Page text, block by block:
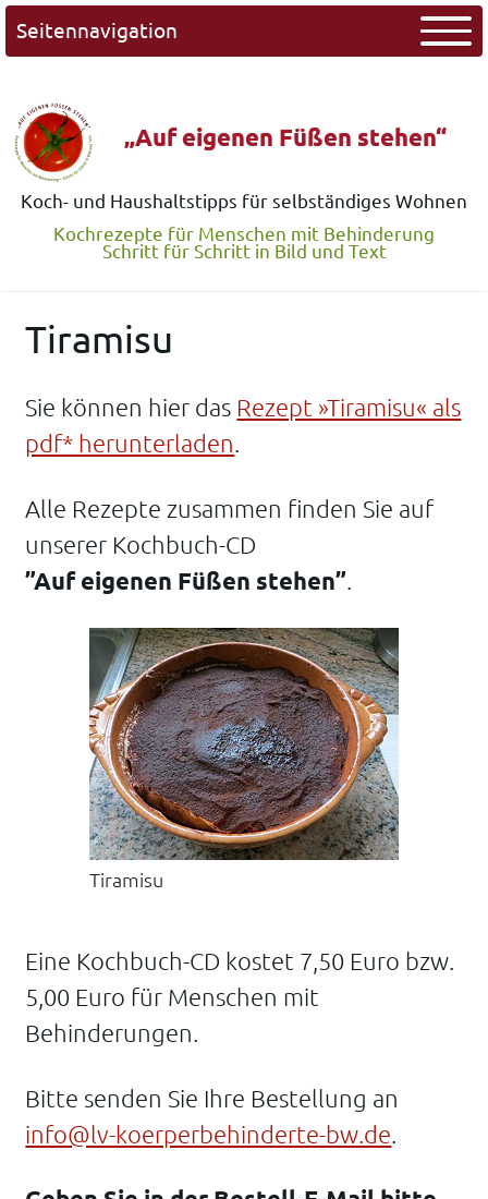
Seitennavigation
„Auf eigenen Füßen stehen“
Koch- und Haushaltstipps für selbständiges Wohnen
Kochrezepte für Menschen mit Behinderung
Schritt für Schritt in Bild und Text
Tiramisu
Sie können hier das Rezept »Tiramisu« als
pdf* herunterladen.
Alle Rezepte zusammen finden Sie auf
unserer Kochbuch-CD
”Auf eigenen Füßen stehen”.
Tiramisu
Eine Kochbuch-CD kostet 7,50 Euro bzw.
5,00 Euro für Menschen mit
Behinderungen.
Bitte senden Sie Ihre Bestellung an
info@lv-koerperbehinderte-bw.de